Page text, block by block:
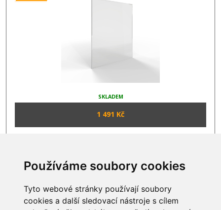
Používáme soubory cookies
Tyto webové stránky používají soubory
cookies a další sledovací nástroje s cílem
SKLADEM
1 491 Kč
INFORMACE